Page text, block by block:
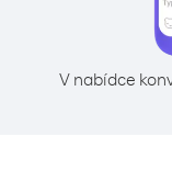
V nabídce